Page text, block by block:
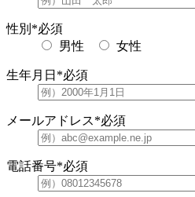
性別 *必須
男性
女性
生年月日 *必須
メールアドレス*必須
電話番号*必須